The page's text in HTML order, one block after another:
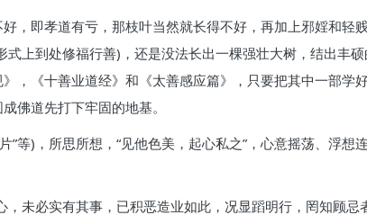
，即孝道有亏，那枝叶当然就长得不好，再加上邪婬和轻
上到处修福行善)，还是没法长出一棵强壮大树，结出丰
，《十善业道经》和《太善感应篇》，只要把其中一部学
佛道先打下牢固的地基。
等)，所思所想，“见他色美，起心私之”，心意摇荡、浮想
，未必实有其事，已积恶造业如此，况显蹈明行，罔知顾